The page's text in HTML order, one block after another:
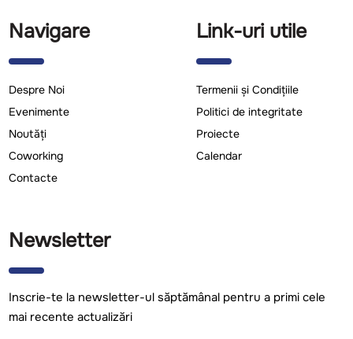
Navigare
Despre Noi
Evenimente
Noutăți
Coworking
Contacte
Link-uri utile
Termenii și Condițiile
Politici de integritate
Proiecte
Calendar
Newsletter
Inscrie-te la newsletter-ul săptămânal pentru a primi cele
mai recente actualizări